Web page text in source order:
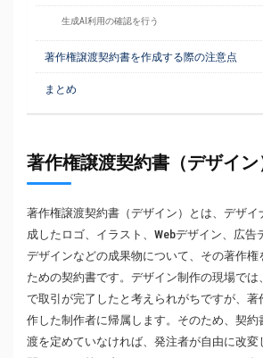
生成AI利用の確認を行う
著作権譲渡契約書を作成する際の注意点
まとめ
著作権譲渡契約書（デザイン
著作権譲渡契約書（デザイン）とは、デザイ
成したロゴ、イラスト、Webデザイン、広告
デザインなどの成果物について、その著作権
ための契約書です。デザイン制作の現場では
で取引が完了したと考えられがちですが、著
作した制作者に帰属します。そのため、契約
渡を定めていなければ、発注者が自由に改変